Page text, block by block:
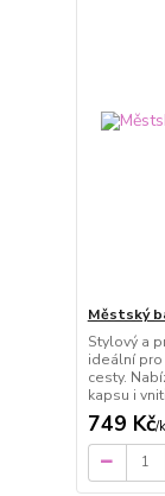
Městský
Stylový a
ideální pro
cesty.
kapsu i
749 Kč/